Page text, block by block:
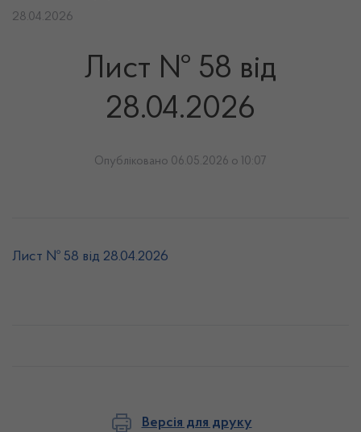
28.04.2026
Лист № 58 від
28.04.2026
Опубліковано 06.05.2026 о 10:07
Лист № 58 від 28.04.2026
Версія для друку